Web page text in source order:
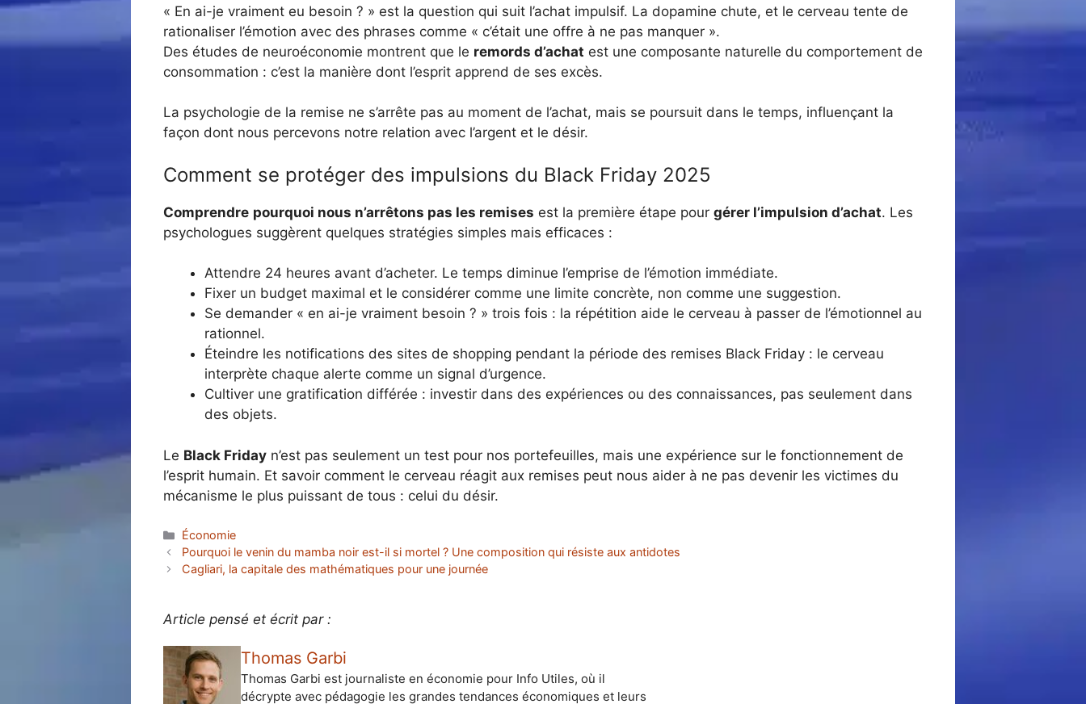
« En ai-je vraiment eu besoin ? » est la question qui suit l’achat impulsif. La dopamine chute, et le cerveau tente de
rationaliser l’émotion avec des phrases comme « c’était une offre à ne pas manquer ».
Des études de neuroéconomie montrent que le remords d’achat est une composante naturelle du comportement de
consommation : c’est la manière dont l’esprit apprend de ses excès.
La psychologie de la remise ne s’arrête pas au moment de l’achat, mais se poursuit dans le temps, influençant la
façon dont nous percevons notre relation avec l’argent et le désir.
Comment se protéger des impulsions du Black Friday 2025
Comprendre pourquoi nous n’arrêtons pas les remises est la première étape pour gérer l’impulsion d’achat. Les
psychologues suggèrent quelques stratégies simples mais efficaces :
Attendre 24 heures avant d’acheter. Le temps diminue l’emprise de l’émotion immédiate.
Fixer un budget maximal et le considérer comme une limite concrète, non comme une suggestion.
Se demander « en ai-je vraiment besoin ? » trois fois : la répétition aide le cerveau à passer de l’émotionnel au
rationnel.
Éteindre les notifications des sites de shopping pendant la période des remises Black Friday : le cerveau
interprète chaque alerte comme un signal d’urgence.
Cultiver une gratification différée : investir dans des expériences ou des connaissances, pas seulement dans
des objets.
Le Black Friday n’est pas seulement un test pour nos portefeuilles, mais une expérience sur le fonctionnement de
l’esprit humain. Et savoir comment le cerveau réagit aux remises peut nous aider à ne pas devenir les victimes du
mécanisme le plus puissant de tous : celui du désir.
Catégories
Économie
Pourquoi le venin du mamba noir est-il si mortel ? Une composition qui résiste aux antidotes
Cagliari, la capitale des mathématiques pour une journée
Article pensé et écrit par :
Thomas Garbi
Thomas Garbi est journaliste en économie pour Info Utiles, où il
décrypte avec pédagogie les grandes tendances économiques et leurs